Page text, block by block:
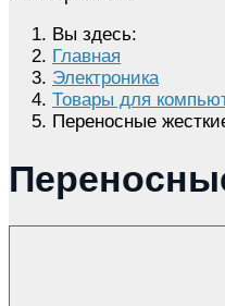
Вы здесь:
Главная
Электроника
Товары для
Переносные